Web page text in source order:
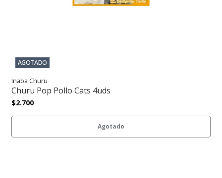
AGOTADO
Inaba Churu
Churu Pop Pollo Cats 4uds
$2.700
Agotado